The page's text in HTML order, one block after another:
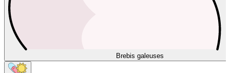
Brebis galeuses